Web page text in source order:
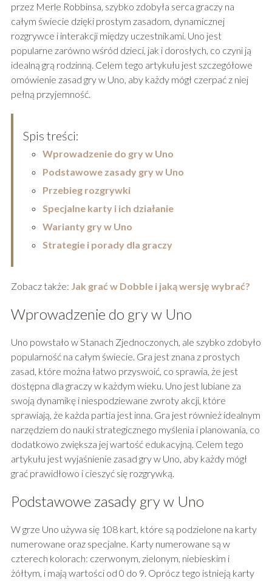
przez Merle Robbinsa, szybko zdobyła serca graczy na
całym świecie dzięki prostym zasadom, dynamicznej
rozgrywce i interakcji między uczestnikami. Uno jest
popularne zarówno wśród dzieci, jak i dorosłych, co czyni ją
idealną grą rodzinną. Celem tego artykułu jest szczegółowe
omówienie zasad gry w Uno, aby każdy mógł czerpać z niej
pełną przyjemność.
Spis treści:
Wprowadzenie do gry w Uno
Podstawowe zasady gry w Uno
Przebieg rozgrywki
Specjalne karty i ich działanie
Warianty gry w Uno
Strategie i porady dla graczy
Zobacz także: Jak grać w Dobble i jaką wersję wybrać?
Wprowadzenie do gry w Uno
Uno powstało w Stanach Zjednoczonych, ale szybko zdobyło
popularność na całym świecie. Gra jest znana z prostych
zasad, które można łatwo przyswoić, co sprawia, że jest
dostępna dla graczy w każdym wieku. Uno jest lubiane za
swoją dynamikę i niespodziewane zwroty akcji, które
sprawiają, że każda partia jest inna. Gra jest również idealnym
narzędziem do nauki strategicznego myślenia i planowania, co
dodatkowo zwiększa jej wartość edukacyjną. Celem tego
artykułu jest wyjaśnienie zasad gry w Uno, aby każdy mógł
grać prawidłowo i cieszyć się rozgrywką.
Podstawowe zasady gry w Uno
W grze Uno używa się 108 kart, które są podzielone na karty
numerowane oraz specjalne. Karty numerowane są w
czterech kolorach: czerwonym, zielonym, niebieskim i
żółtym, i mają wartości od 0 do 9. Oprócz tego istnieją karty